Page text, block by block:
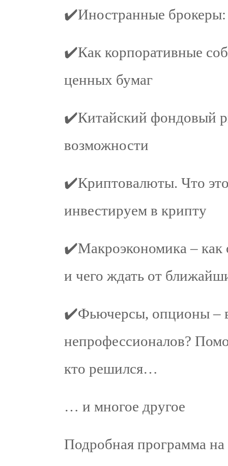
✔️Иностранные брокеры:
✔️Как корпоративные
ценных бумаг
✔️Китайский фондовый
возможности
✔️Криптовалюты. Что
инвестируем в крипту
✔️Макроэкономика – как
и чего ждать от
✔️Фьючерсы, опционы –
непрофессионалов?
кто решился…
… и многое другое
Подробная программа